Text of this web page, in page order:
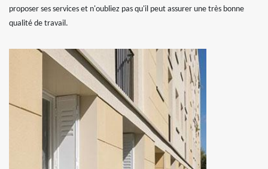
proposer ses services et n'oubliez pas qu'il peut assurer une très bonne
qualité de travail.